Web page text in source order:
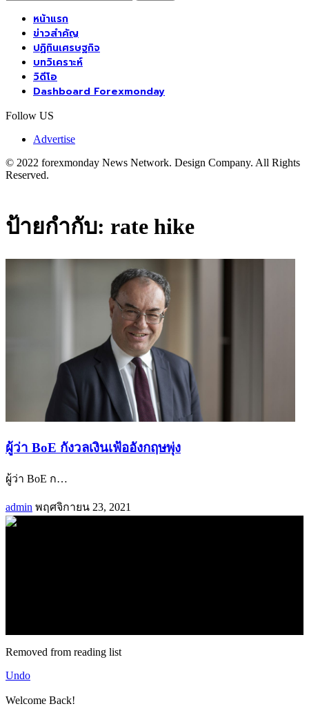
หน้าแรก
ข่าวสำคัญ
ปฏิทินเศรษฐกิจ
บทวิเคราะห์
วิดีโอ
Dashboard Forexmonday
Follow US
Advertise
© 2022 forexmonday News Network. Design Company. All Rights
Reserved.
ป้ายกำกับ: rate hike
ผู้ว่า BoE กังวลเงินเฟ้ออังกฤษพุ่ง
ผู้ว่า BoE ก…
admin พฤศจิกายน 23, 2021
Removed from reading list
Undo
Welcome Back!